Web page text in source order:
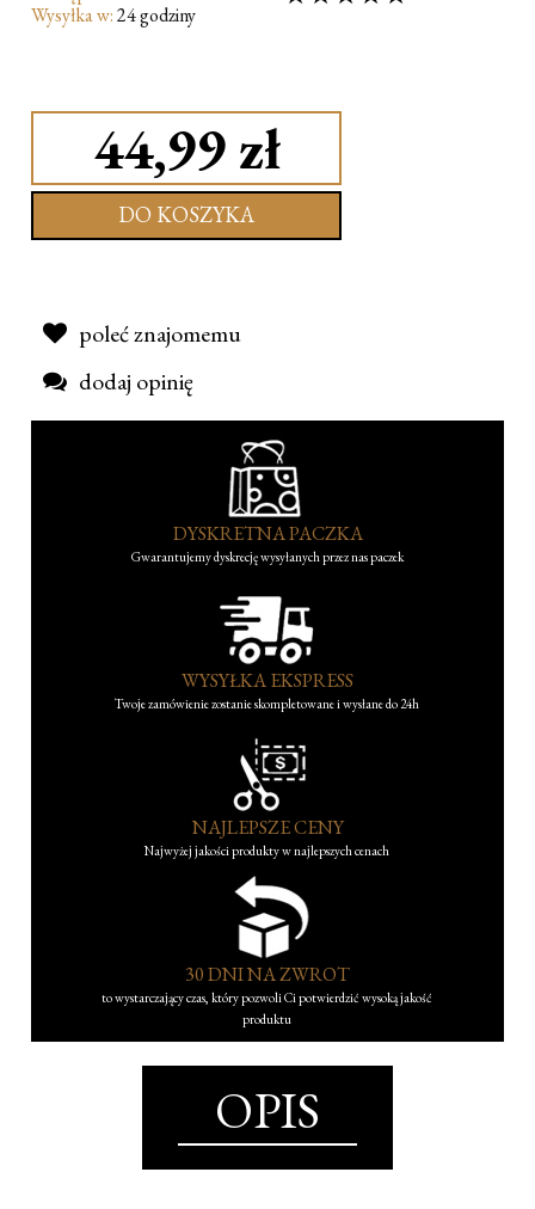
Wysyłka w:24 godziny
44,99 zł
DO KOSZYKA
poleć znajomemu
dodaj opinię
DYSKRETNA PACZKA
Gwarantujemy dyskrecję wysyłanych przez nas paczek
WYSYŁKA EKSPRESS
Twoje zamówienie zostanie skompletowane i wysłane do 24h
NAJLEPSZE CENY
Najwyżej jakości produkty w najlepszych cenach
30 DNI NA ZWROT
to wystarczający czas, który pozwoli Ci potwierdzić wysoką jakość
produktu
OPIS